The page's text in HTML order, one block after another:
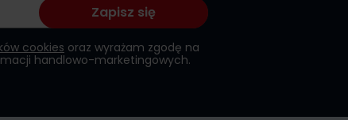
cookies oraz wyrażam zgodę na
handlowo-marketingowych.
Zapisz się